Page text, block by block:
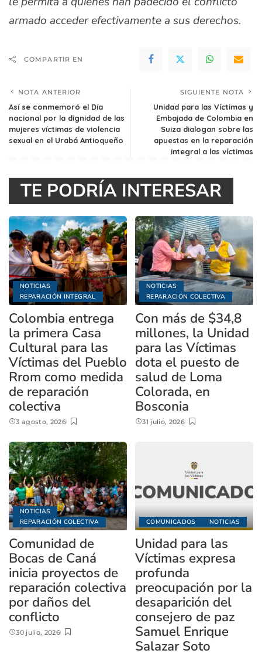
armado acceder efectivamente a sus derechos.
COMPARTIR EN
NOTA ANTERIOR
Así se conmemoró el Día
nacional por la dignidad de las
mujeres víctimas de violencia
sexual en el Urabá Antioqueño
SIGUIENTE NOTA
Unidad para las Víctimas y
Embajada de Colombia en
Suiza dialogan sobre las
apuestas en la reparación
integral a las víctimas
TE PODRÍA INTERESAR
NOTICIAS
REPARACIÓN INTEGRAL
Colombia entrega
la primera Casa
Cultural para las
Víctimas del Pueblo
Rrom como medida
de reparación
colectiva
3 agosto, 2026
NOTICIAS
REPARACIÓN COLECTIVA
Con más de $34,8
millones, la Unidad
para las Víctimas
dota el puesto de
salud de Loma
Colorada, en
Bosconia
31 julio, 2026
NOTICIAS
REPARACIÓN COLECTIVA
Comunidad de
Bocas de Caná
inicia proyectos de
reparación colectiva
por daños del
conflicto
30 julio, 2026
COMUNICADOS NOTICIAS
Unidad para las
Víctimas expresa
profunda
preocupación por la
desaparición del
consejero de paz
Samuel Enrique
Salazar Soto